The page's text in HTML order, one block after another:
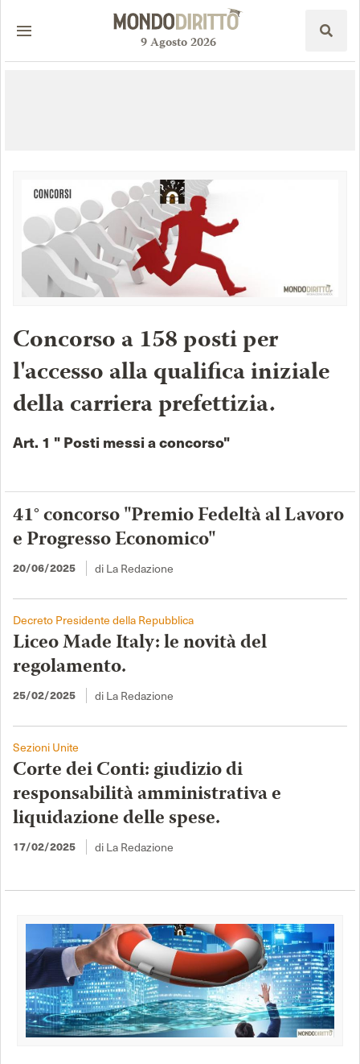
9Agosto2026
Concorso a 158 posti per
l'accesso alla qualifica iniziale
della carriera prefettizia.
Art. 1 " Posti messi a concorso"
41° concorso "Premio Fedeltà al Lavoro
e Progresso Economico"
20/06/2025 di La Redazione
Decreto Presidente della Repubblica
Liceo Made Italy: le novità del
regolamento.
25/02/2025 di La Redazione
Sezioni Unite
Corte dei Conti: giudizio di
responsabilità amministrativa e
liquidazione delle spese.
17/02/2025 di La Redazione